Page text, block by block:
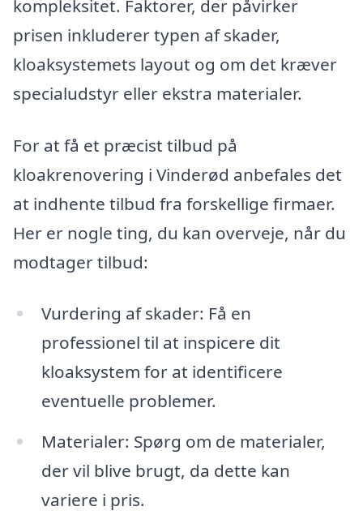
kompleksitet. Faktorer, der påvirker
prisen inkluderer typen af skader,
kloaksystemets layout og om det kræver
specialudstyr eller ekstra materialer.
For at få et præcist tilbud på
kloakrenovering i Vinderød anbefales det
at indhente tilbud fra forskellige firmaer.
Her er nogle ting, du kan overveje, når du
modtager tilbud:
Vurdering af skader: Få en
professionel til at inspicere dit
kloaksystem for at identificere
eventuelle problemer.
Materialer: Spørg om de materialer,
der vil blive brugt, da dette kan
variere i pris.